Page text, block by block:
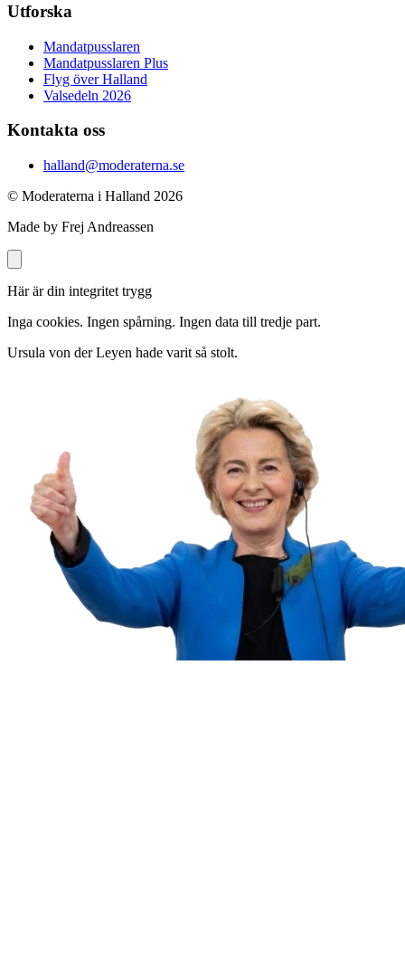
Utforska
Mandatpusslaren
Mandatpusslaren Plus
Flyg över Halland
Valsedeln 2026
Kontakta oss
halland@moderaterna.se
© Moderaterna i Halland 2026
Made by Frej Andreassen
Här är din integritet trygg
Inga cookies. Ingen spårning. Ingen data till tredje part.
Ursula von der Leyen hade varit så stolt.